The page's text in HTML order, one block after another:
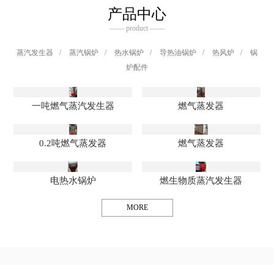
产品中心
—— product ——
蒸汽发生器 / 蒸汽锅炉 / 热水锅炉 / 导热油锅炉 / 热风炉 /
锅
炉配件
一吨燃气蒸汽发生器 燃气蒸发器
0.2吨燃气蒸发器 燃气蒸发器
电热水锅炉 燃生物质蒸汽发生器
MORE